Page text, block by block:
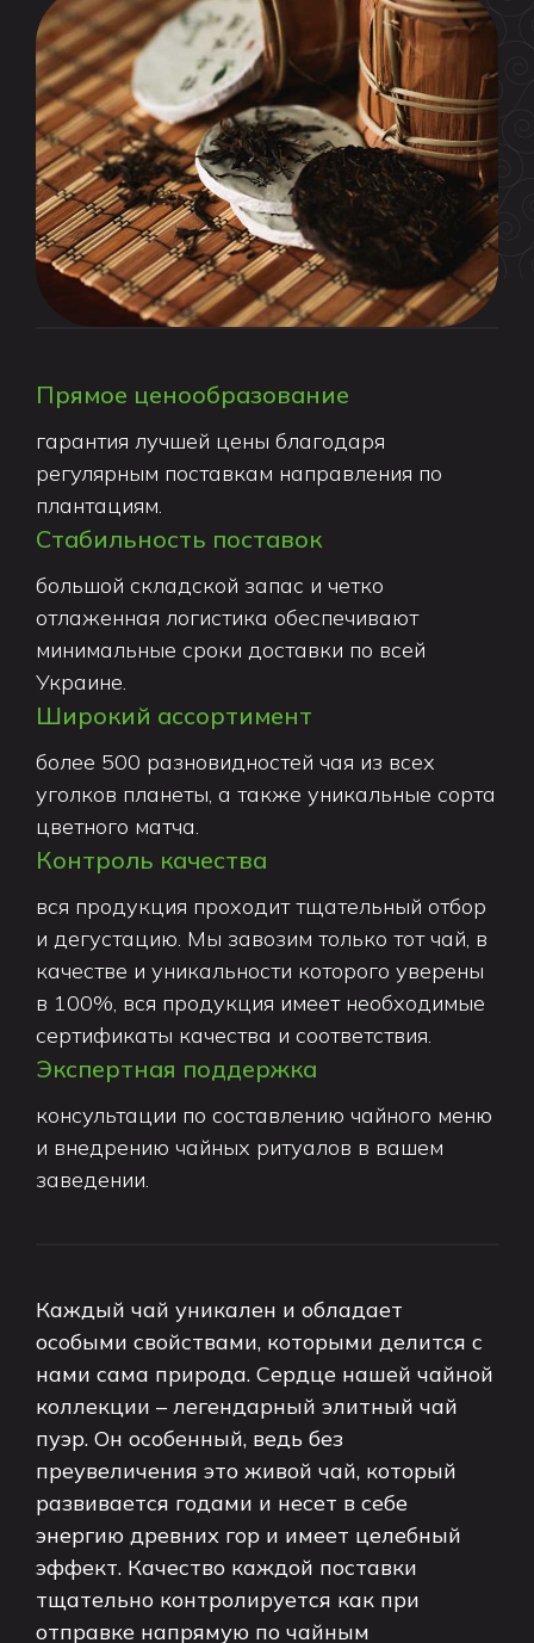
Прямое ценообразование
гарантия лучшей цены благодаря
регулярным поставкам направления по
плантациям.
Стабильность поставок
большой складской запас и четко
отлаженная логистика обеспечивают
минимальные сроки доставки по всей
Украине.
Широкий ассортимент
более 500 разновидностей чая из всех
уголков планеты, а также уникальные сорта
цветного матча.
Контроль качества
вся продукция проходит тщательный отбор
и дегустацию. Мы завозим только тот чай, в
качестве и уникальности которого уверены
в 100%, вся продукция имеет необходимые
сертификаты качества и соответствия.
Экспертная поддержка
консультации по составлению чайного меню
и внедрению чайных ритуалов в вашем
заведении.
Каждый чай уникален и обладает
особыми свойствами, которыми делится с
нами сама природа. Сердце нашей чайной
коллекции – легендарный элитный чай
пуэр. Он особенный, ведь без
преувеличения это живой чай, который
развивается годами и несет в себе
энергию древних гор и имеет целебный
эффект. Качество каждой поставки
тщательно контролируется как при
отправке напрямую по чайным